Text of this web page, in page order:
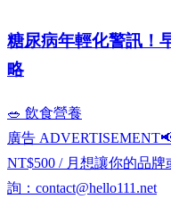
糖尿病年輕化警訊！
略
🥗 飲食營養
廣告 ADVERTISEMENT
NT$500 / 月 想讓你的品牌
詢： contact@hello111.net